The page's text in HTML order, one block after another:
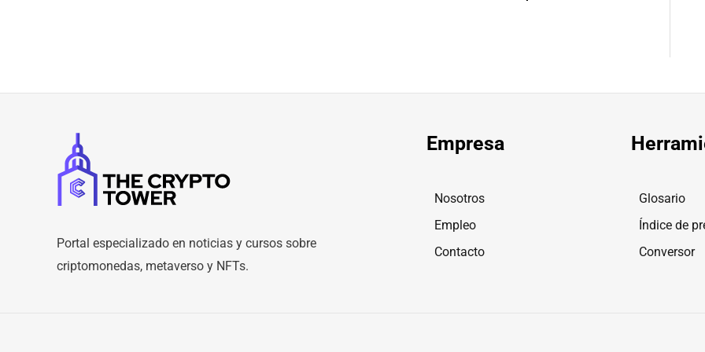
Portal especializado en noticias y cursos sobre
criptomonedas, metaverso y NFTs.
Empresa
Nosotros
Empleo
Contacto
Glosario
Índice de
Conversor